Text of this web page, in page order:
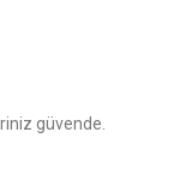
güvende.